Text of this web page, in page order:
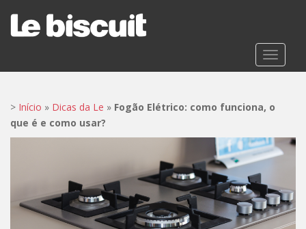
t
> Início » Dicas da Le » Fogão Elétrico: como funciona, o
que é e como usar?